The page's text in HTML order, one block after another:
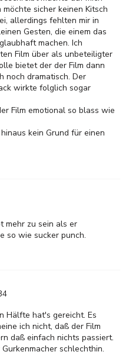
sicher keinen Kitsch
allerdings fehlten mir in
Gesten, die einem das
machen. Ich
Film über als unbeteiligter
bietet der der Film dann
noch dramatisch. Der
wirkte folglich sogar
Film emotional so blass wie
kein Grund für einen
mehr zu sein als er
so wie sucker punch.
Hälfte hat's gereicht. Es
ich nicht, daß der Film
daß einfach nichts passiert.
schlechthin.